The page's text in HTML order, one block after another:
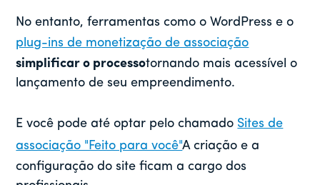
No entanto, ferramentas como o WordPress e o
plug-ins de monetização de associação
simplificar o processotornando mais acessível o
lançamento de seu empreendimento.
E você pode até optar pelo chamado Sites de
associação "Feito para você"A criação e a
configuração do site ficam a cargo dos